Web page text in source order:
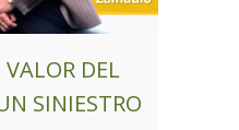
VALOR DEL
SINIESTRO